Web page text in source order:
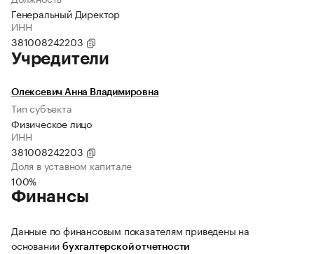
Генеральный Директор
ИНН
381008242203
Учредители
Олексевич Анна Владимировна
Тип субъекта
Физическое лицо
ИНН
381008242203
Доля в уставном капитале
100%
Финансы
Данные по финансовым показателям приведены на
основании бухгалтерской отчетности